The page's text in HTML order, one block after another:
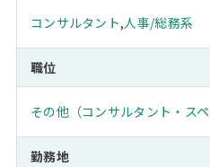
コンサルタント,人事/総務系
職位
その他（コンサルタント・スペ
勤務地